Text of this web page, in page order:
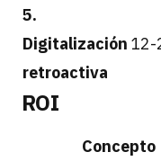
5.
Digitalización
retroactiva
12-
ROI
Concepto